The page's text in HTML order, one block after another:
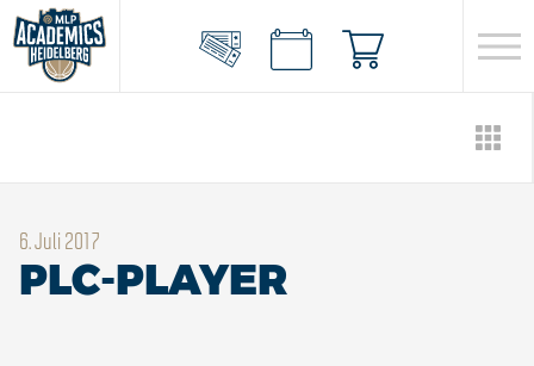
6. Juli 2017
PLC-PLAYER